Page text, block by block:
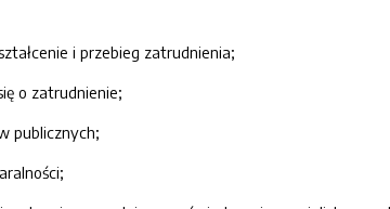
i przebieg zatrudnienia;
o zatrudnienie;
publicznych;